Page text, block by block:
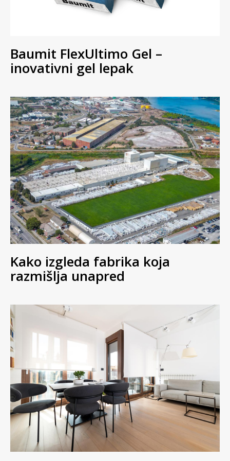
Baumit FlexUltimo Gel –
inovativni gel lepak
Kako izgleda fabrika koja
razmišlja unapred